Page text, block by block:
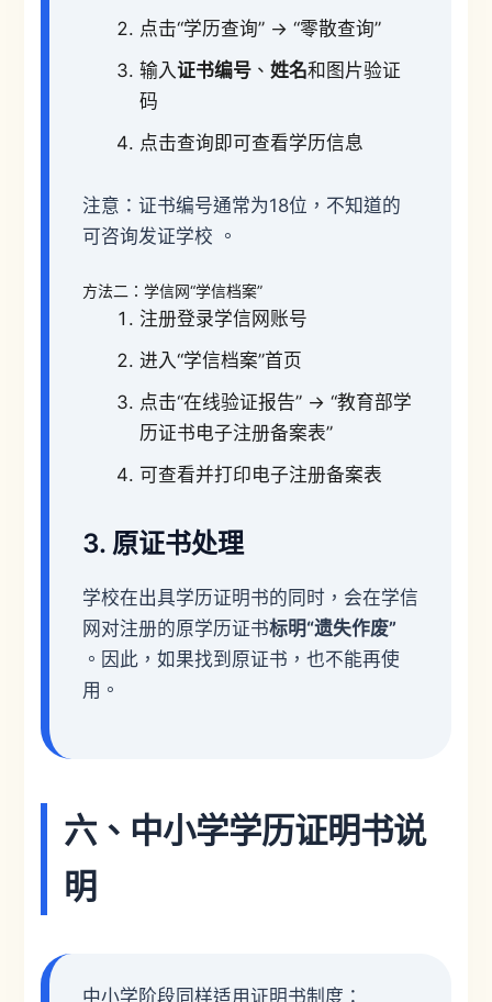
点击“学历查询” → “零散查询”
输入证书编号、 姓名和图片验证
码
点击查询即可查看学历信息
注意：证书编号通常为18位，不知道的
可咨询发证学校 。
方法二：学信网“学信档案”
注册登录学信网账号
进入“学信档案”首页
点击“在线验证报告” → “教育部学
历证书电子注册备案表”
可查看并打印电子注册备案表
3. 原证书处理
学校在出具学历证明书的同时，会在学信
网对注册的原学历证书标明“遗失作废”
。因此，如果找到原证书，也不能再使
用。
六、中小学学历证明书说
明
中小学阶段同样适用证明书制度：